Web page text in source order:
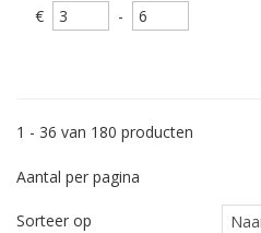
€ -
1 - 36 van 180 producten
Aantal per pagina
Sorteer op